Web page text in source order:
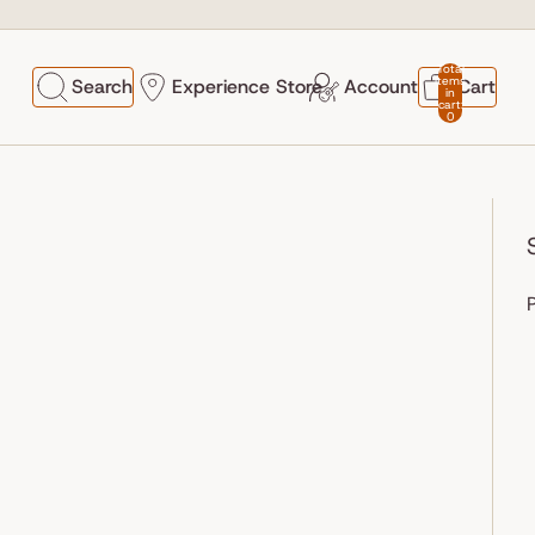
Search Experience Store Account
Total
items
in
cart:
0
Cart